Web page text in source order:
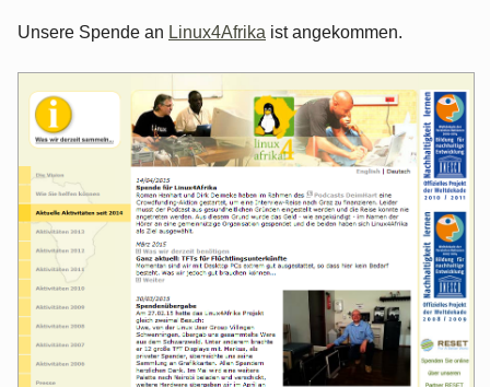
Unsere Spende an Linux4Afrika ist angekommen.